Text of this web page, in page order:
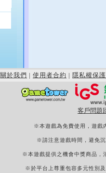
關於我們 | 使用者合約 | 隱私權保護
客戶問題
※本遊戲為免費使用，遊戲
※請注意遊戲時間，避免
※本遊戲提供之機會中獎商品，
※於平台上尊重包容多元性別